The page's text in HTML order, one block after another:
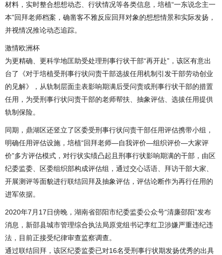
材料，实时整合想想动态、行状情况等各类信息，培植“一东说念主一
本”回拜老师档案，确凿客不雅反应回拜对象的想想情景和实际发扬，
并视情况推论动态追踪。
激情欧洲杯
为更精确、更科学地匡助受处理刑事行状干部“再开赴”，该区有意出
台了《对于培植受刑事行状问责干部选拔任用机制引发干部劳动创业
的见解》，从轨制层面圭表影响期满后受问责或刑事行状干部的措置
任用，为受刑事行状问责干部的老师帮扶、抽象评估、选拔任用提供
轨制保险。
同期，鼎湖区还竖立了区委受刑事行状问责干部任用评估携带小组，
明确任用评估设施，培植“回拜老师—自我评价—组织评价—大家评
价”多方评估模式，对行状实绩凸起且刑事行状影响期满的干部，由区
纪委监委、区委组织部构成评估组，通过交心话语、拜访干部大家、
开展测评等面貌进行联结回拜及抽象评估，评估论断作为再行任用的
进军依据。
2020年7月17日傍晚，湖南省邵阳市纪委监委公众号“清廉邵阳”发布
消息，新邵县城市管理综合执法局原党组书记李红卫涉嫌严重违纪违
法，目前正接受纪律审查监察调查。
通过联结回拜，该区纪委监委已对16名受刑事行状期发扬优秀的出具